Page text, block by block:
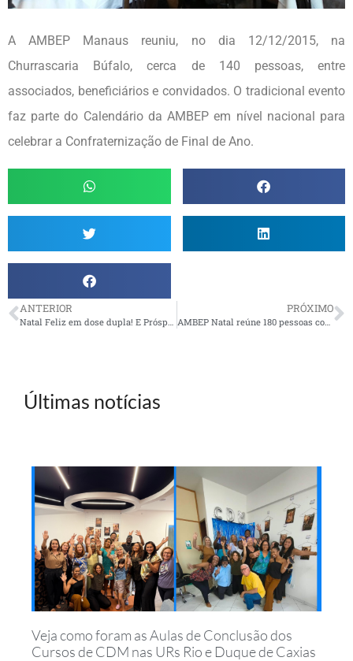
A AMBEP Manaus reuniu, no dia 12/12/2015, na
Churrascaria Búfalo, cerca de 140 pessoas, entre
associados, beneficiários e convidados. O tradicional evento
faz parte do Calendário da AMBEP em nível nacional para
celebrar a Confraternização de Final de Ano.
ANTERIOR PRÓXIMO
AMBEP Natal reúne 180 pessoas com muita empolgação
Últimas notícias
Veja como foram as Aulas de Conclusão dos
Cursos de CDM nas URs Rio e Duque de Caxias